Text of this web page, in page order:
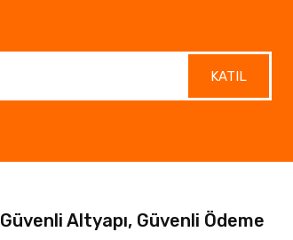
KATIL
Güvenli Altyapı, Güvenli Ödeme